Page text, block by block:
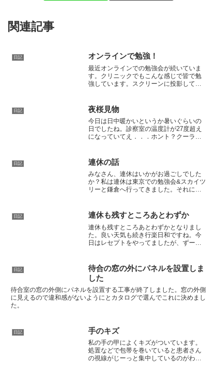
関連記事
日記 オンラインで勉強！
最近オンラインでの勉強会が続いていま
す。クリニックでもこんな感じで皆で勉
強しています。スクリーンに投影して大
日記 夜桜見物
今日は日中暖かいというか暑いぐらいの
日でしたね。診察室の温度計が27度超え
になっていてえ．．．ホント？クーラー
ないので窓しめてというような感じでな
んとかクーラーは使用...
日記 連休の話
みなさん、連休はいかがお過ごしでした
か？私は連休は東京での勉強会&スカイツ
リーと鎌倉へ行ってきました。それにし
「いや～大丈夫かな、飛ばんかったらJR
で行かんなんかな」など...
日記 連休も残すところあとわずか
連休も残すところあとわずかとなりまし
た。良い天気も続き行楽日和ですね。今
日はレセプトをやってましたが、ずーっ
の記号番号違いの返戻の件、ややこし
い。社保に問い合わせないと...
日記
待合の窓の外にパネルを設置しま
した
待合室の窓の外側にパネルを設置する工事が終了しました。窓の外側
に見えるので違和感がないようにとカタログで選んでこれに決めまし
た。
日記 手のキズ
私の手の甲によくキズがついています。
処置などで包帯を巻いていると患者さん
の視線がじーっと集中しているのがわか